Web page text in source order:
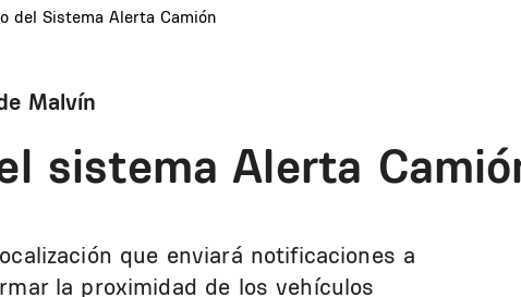
del Sistema Alerta Camión
Malvín
sistema Alerta
que enviará notificaciones a
la proximidad de los vehículos